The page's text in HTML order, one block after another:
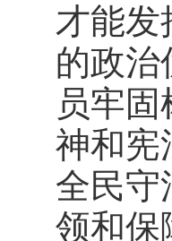
才能发
的政治
员牢
神和宪
全民守
领和保